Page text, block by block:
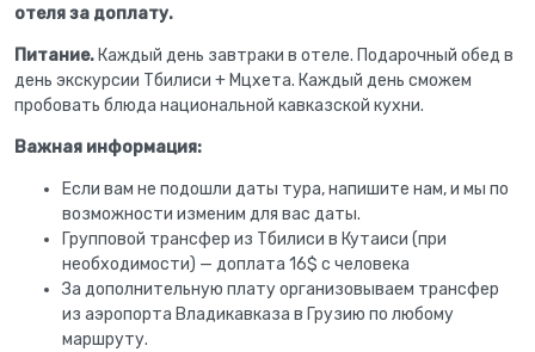
отеля за доплату.
Питание. Каждый день завтраки в отеле. Подарочный обед в
день экскурсии Тбилиси + Мцхета. Каждый день сможем
пробовать блюда национальной кавказской кухни.
Важная информация:
Если вам не подошли даты тура, напишите нам, и мы по
возможности изменим для вас даты.
Групповой трансфер из Тбилиси в Кутаиси (при
необходимости) — доплата 16$ с человека
За дополнительную плату организовываем трансфер
из аэропорта Владикавказа в Грузию по любому
маршруту.